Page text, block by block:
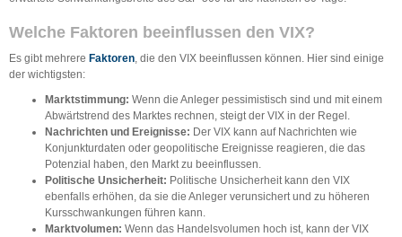
Welche Faktoren beeinflussen den VIX?
Es gibt mehrere Faktoren , die den VIX beeinflussen können. Hier sind einige
der wichtigsten:
Marktstimmung: Wenn die Anleger pessimistisch sind und mit einem
Abwärtstrend des Marktes rechnen, steigt der VIX in der Regel.
Nachrichten und Ereignisse: Der VIX kann auf Nachrichten wie
Konjunkturdaten oder geopolitische Ereignisse reagieren, die das
Potenzial haben, den Markt zu beeinflussen.
Politische Unsicherheit: Politische Unsicherheit kann den VIX
ebenfalls erhöhen, da sie die Anleger verunsichert und zu höheren
Kursschwankungen führen kann.
Marktvolumen: Wenn das Handelsvolumen hoch ist, kann der VIX